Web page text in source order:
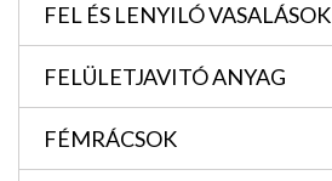
FEL ÉS LENYILÓ VASALÁSOK
FELÜLETJAVITÓ ANYAG
FÉMRÁCSOK